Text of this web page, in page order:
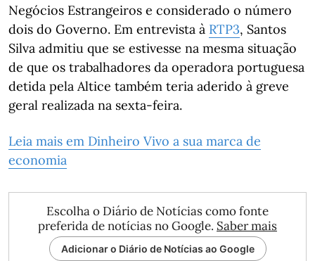
Negócios Estrangeiros e considerado o número
dois do Governo. Em entrevista à RTP3, Santos
Silva admitiu que se estivesse na mesma situação
de que os trabalhadores da operadora portuguesa
detida pela Altice também teria aderido à greve
geral realizada na sexta-feira.
Leia mais em Dinheiro Vivo a sua marca de
economia
Escolha o Diário de Notícias como fonte
preferida de notícias no Google. Saber mais
Adicionar o Diário de Notícias ao Google